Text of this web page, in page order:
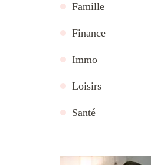
Famille
Finance
Immo
Loisirs
Santé